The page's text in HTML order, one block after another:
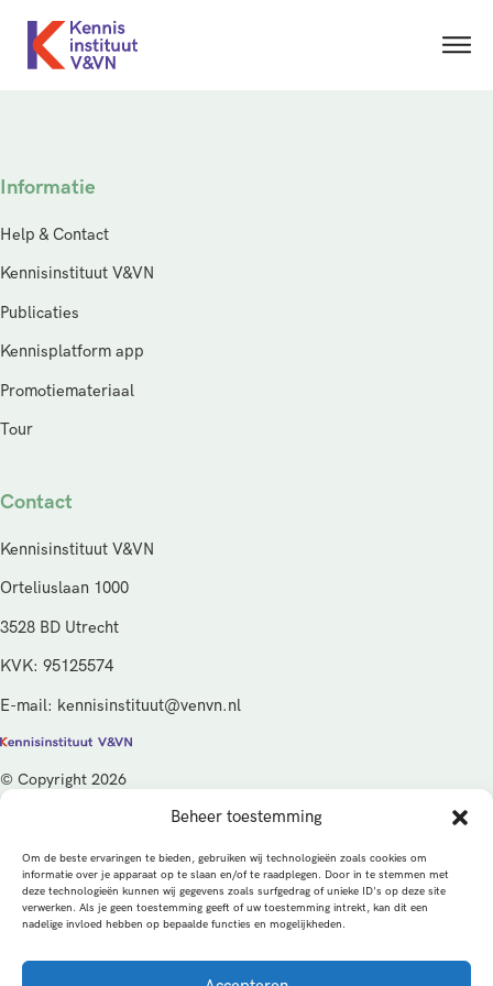
Beheer toestemming
Om de beste ervaringen te bieden, gebruiken wij technologieën zoals cookies om
informatie over je apparaat op te slaan en/of te raadplegen. Door in te stemmen met
deze technologieën kunnen wij gegevens zoals surfgedrag of unieke ID's op deze site
verwerken. Als je geen toestemming geeft of uw toestemming intrekt, kan dit een
nadelige invloed hebben op bepaalde functies en mogelijkheden.
Informatie
Help & Contact
Kennisinstituut V&VN
Publicaties
Kennisplatform app
Promotiemateriaal
Tour
Contact
Kennisinstituut V&VN
Orteliuslaan 1000
3528 BD Utrecht
KVK: 95125574
E-mail: kennisinstituut@venvn.nl
© Copyright 2026
De activiteiten van het Kennisinstituut V&VN worden gefinancierd
vanuit de kwaliteitsgelden van het ministerie van Volksgezondheid,
Welzijn en Sport (VWS), beheerd door ZonMw.
PrivacybeleidCookiesAlgemene voorwaarden